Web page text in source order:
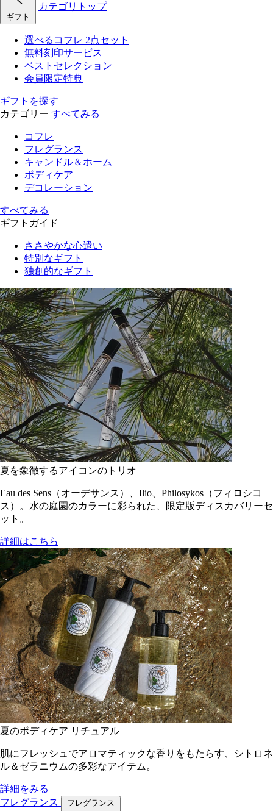
ギフト
カテゴリトップ
選べるコフレ 2点セット
無料刻印サービス
ベストセレクション
会員限定特典
ギフトを探す
カテゴリー すべてみる
コフレ
フレグランス
キャンドル＆ホーム
ボディケア
デコレーション
すべてみる
ギフトガイド
ささやかな心遣い
特別なギフト
独創的なギフト
夏を象徴するアイコンのトリオ
Eau des Sens（オーデサンス）、Ilio、Philosykos（フィロシコ
ス）。水の庭園のカラーに彩られた、限定版ディスカバリーセ
ット。
詳細はこちら
夏のボディケア リチュアル
肌にフレッシュでアロマティックな香りをもたらす、シトロネ
ル＆ゼラニウムの多彩なアイテム。
詳細をみる
フレグランス
フレグランス